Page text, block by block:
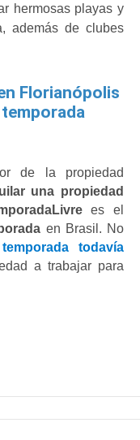
hermosas playas y
además de clubes
Florianópolis
de la propiedad
una propiedad
es el
en Brasil. No
todavía
a trabajar para